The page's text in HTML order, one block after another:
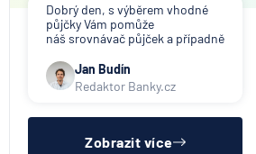
Dobrý den, s výběrem vhodné
půjčky Vám pomůže
náš srovnávač půjček a případně
půjček. Pro získání půjčky je
třeba mít dostatečný příjem,
nebýt ve zkušební ani výpovědní
Jan Budín
Redaktor Banky.cz
Zobrazit více